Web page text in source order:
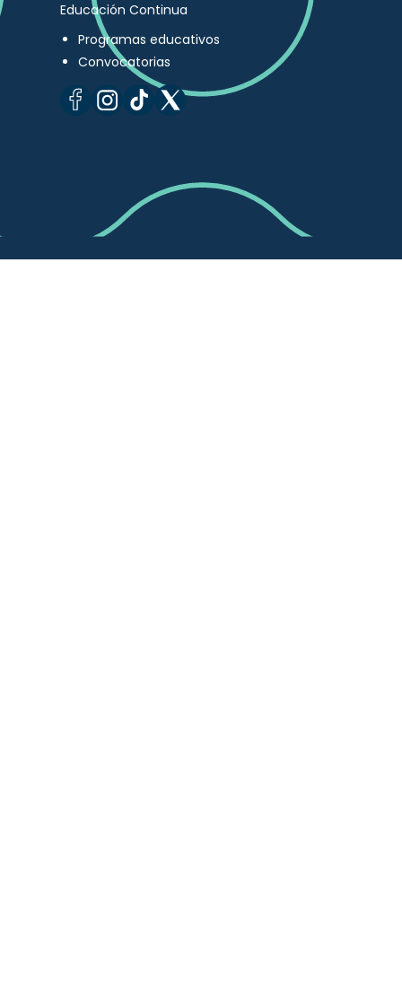
Educación Continua
Programas educativos
Convocatorias